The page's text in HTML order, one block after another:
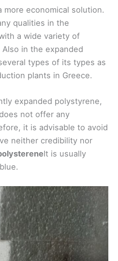
more economical solution.
qualities in the
a wide variety of
in the expanded
types of its types as
plants in Greece.
expanded polystyrene,
not offer any
it is advisable to avoid
neither credibility nor
It is usually